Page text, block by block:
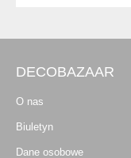
DECOBAZAAR
O nas
Biuletyn
Dane osobowe